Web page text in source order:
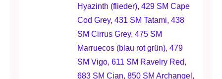
Hyazinth (flieder), 429 SM Cape
Cod Grey, 431 SM Tatami, 438
SM Cirrus Grey, 475 SM
Marruecos (blau rot grün), 479
SM Vigo, 611 SM Ravelry Red,
683 SM Cian, 850 SM Archangel ,